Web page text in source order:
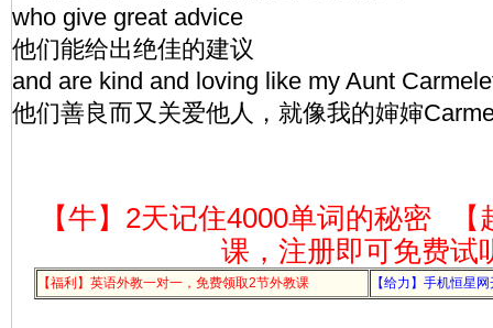
who give great advice
他们能给出绝佳的建议
and are kind and loving like my Aunt
他们善良而又关爱他人，就像我的婶婶
【牛】2天记住4000单词的秘密
课，注册即可免费试
【福利】英语外教一对一，免费领取2节外教课 【给力】手机恒星